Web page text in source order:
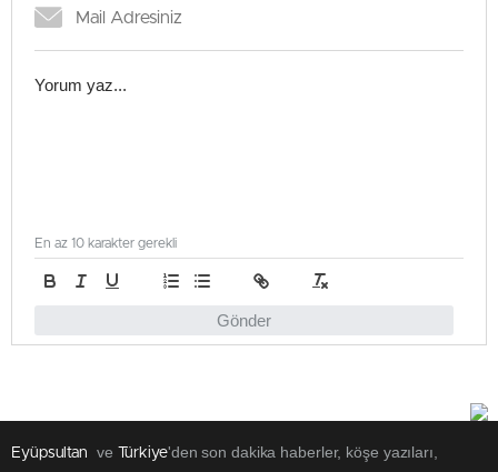
Gönder
En az 10 karakter gerekli
Eyüpsultan ve Türkiye'den son dakika haberler, köşe yazıları,